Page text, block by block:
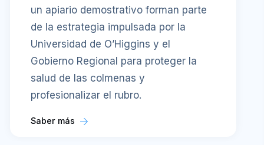
un apiario demostrativo forman parte
de la estrategia impulsada por la
Universidad de O’Higgins y el
Gobierno Regional para proteger la
salud de las colmenas y
profesionalizar el rubro.
Saber más